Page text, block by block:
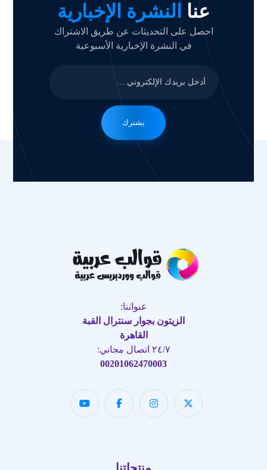
عنا النشرة الإخبارية
احصل على التحديثات عن طريق الاشتراك
في النشرة الإخبارية الأسبوعية
يشترك
عنواننا:
الزيتون بجوار سنترال القبة
القاهرة
٢٤/٧ اتصال مجاني:
00201062470003